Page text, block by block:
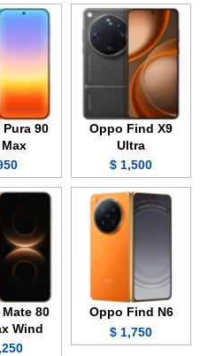
Oppo Find X9
Ultra
1,500 $
Pura 90
$
Oppo Find N6
1,750 $
80
Wind
$